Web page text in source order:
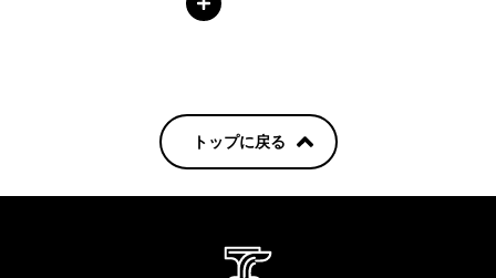
トップに戻る